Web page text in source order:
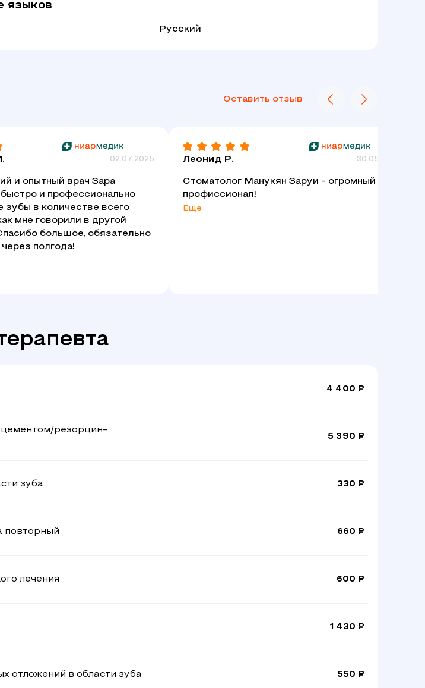
языков
Русский
Оставить отзыв
02.07.2025
и опытный врач Зара
и профессионально
зубы в количестве всего
мне говорили в другой
большое, обязательно
полгода!
Леонид Р. 30.05.2025
Стоматолог Манукян Заруи - огромный
профиссионал!
Еще
4 400 ₽
цементом/резорцин-
5 390 ₽
зуба 330 ₽
повторный 660 ₽
лечения 600 ₽
1 430 ₽
отложений в области зуба 550 ₽